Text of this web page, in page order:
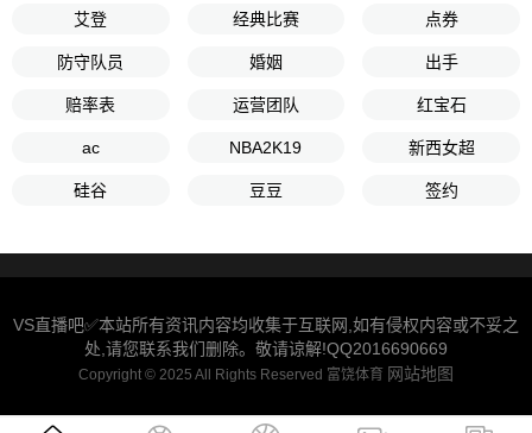
艾登 经典比赛 点券
防守队员 婚姻 出手
赔率表 运营团队 红宝石
ac NBA2K19 新西女超
硅谷 豆豆 签约
VS直播吧✅本站所有资讯内容均收集于互联网,如有侵权内容或不妥之
处,请您联系我们删除。敬请谅解!QQ2016690669
Copyright © 2025 All Rights Reserved 富饶体育 网站地图